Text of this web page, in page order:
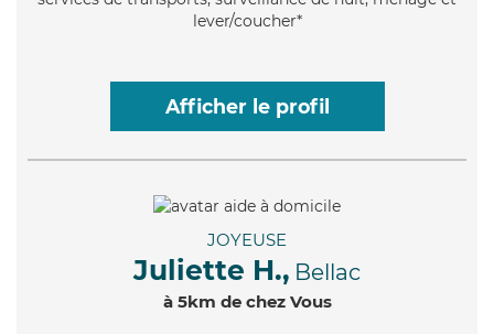
lever/coucher*
Afficher le profil
JOYEUSE
Juliette H., Bellac
à 5km de chez Vous